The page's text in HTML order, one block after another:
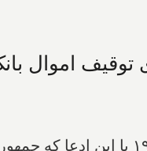
توقیف
شاکیان آمریکایی حملات تروریستی در